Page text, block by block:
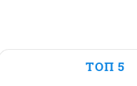
ТОП 5